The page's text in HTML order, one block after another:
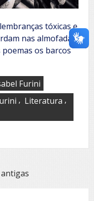
tóxicas e
nas almofadas
os barcos
Furini
, Literatura ,